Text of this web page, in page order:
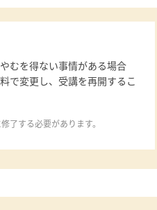
むを得ない事情がある場合
で変更し、受講を再開するこ
了する必要があります。